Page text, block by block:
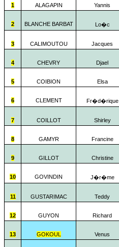
1 ALAGAPIN Yannis
2 BLANCHE BARBAT Lo�c
3 CALIMOUTOU Jacques
4 CHEVRY Djael
5 COIBION Elsa
6 CLEMENT Fr�d�rique
7 COILLOT Shirley
8 GAMYR Francine
9 GILLOT Christine
10 GOVINDIN J�r�me
11 GUSTARIMAC Teddy
12 GUYON Richard
13 GOKOUL Venus